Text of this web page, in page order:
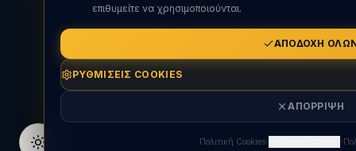
επιθυμείτε να χρησιμοποιούνται.
ΑΠΟΔΟΧΉ
ΡΥΘΜΊΣΕΙΣ COOKIES
ΑΠΌΡΡΙΨΗ
Πολιτική Cookies· ·